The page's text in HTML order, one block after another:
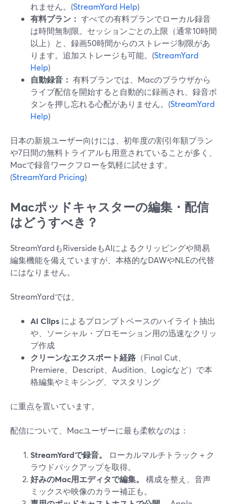
れません。(StreamYard Help)
有料プラン： すべての有料プランでローカル録音
は時間無制限。セッションごとの上限（通常10時間
以上）と、録画50時間からのストレージ制限があ
ります。追加ストレージも可能。(StreamYard
Help)
自動録音： 有料プランでは、Macのブラウザから
ライブ配信を開始すると自動的に録画され、録音ボ
タンを押し忘れる心配がありません。(StreamYard
Help)
日本の新規ユーザー向けには、初年度の割引年額プラン
や7日間の無料トライアルも用意されていることが多く、
Macで録音ワークフローを気軽に試せます。
(StreamYard Pricing)
Macポッドキャスターの編集・配信
はどうすべき？
StreamYardもRiversideもAIによるクリッピングや簡易
編集機能を備えていますが、本格的なDAWやNLEの代替
にはなりません。
StreamYardでは、
AI Clips によるプロンプトベースのハイライト抽出
や、ソーシャル・プロモーション用の迅速なクリッ
プ作成
クリーンなエクスポート経路 （Final Cut、
Premiere、Descript、Audition、Logicなど）で本
格編集やミキシング、マスタリング
に重点を置いています。
配信について、Macユーザーに最も柔軟なのは：
StreamYardで録音。
ローカルマルチトラック＋ク
ラウドバックアップを取得。
好みのMac用エディタで編集。
構成を整え、音声
ミックスや映像のカラー補正も。